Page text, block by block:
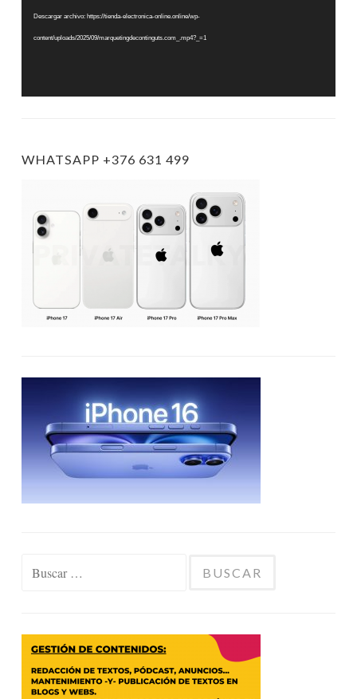
Descargar archivo: https://tienda-electronica-online.online/wp-
content/uploads/2025/09/marquetingdecontinguts.com_.mp4?_=1
WHATSAPP +376 631 499